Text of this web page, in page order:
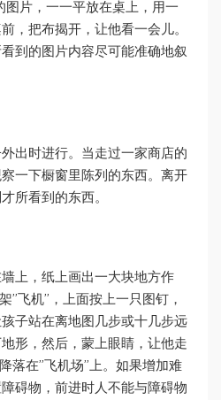
片，一一平放在桌上，用一
，把布揭开，让他看一会儿。
到的图片内容尽可能准确地叙
出时进行。当走过一家商店的
一下橱窗里陈列的东西。离开
所看到的东西。
上，纸上画出一大块地方作
”飞机”，上面按上一只图钉，
子站在离地图几步或十几步远
形，然后，蒙上眼睛，让他走
落在”飞机场”上。如果增加难
碍物，前进时人不能与障碍物